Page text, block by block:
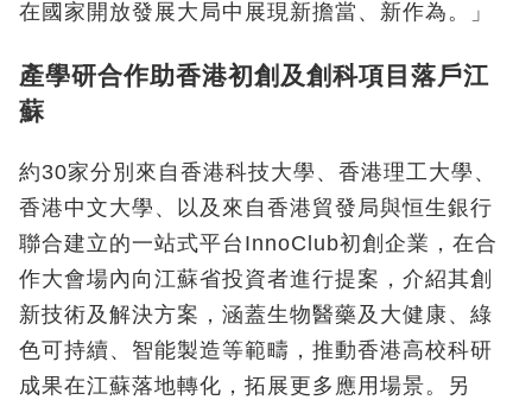
在國家開放發展大局中展現新擔當、新作為。」
產學研合作助香港初創及創科項目落戶江
蘇
約30家分別來自香港科技大學、香港理工大學、
香港中文大學、以及來自香港貿發局與恒生銀行
聯合建立的一站式平台InnoClub初創企業，在合
作大會場內向江蘇省投資者進行提案，介紹其創
新技術及解決方案，涵蓋生物醫藥及大健康、綠
色可持續、智能製造等範疇，推動香港高校科研
成果在江蘇落地轉化，拓展更多應用場景。另